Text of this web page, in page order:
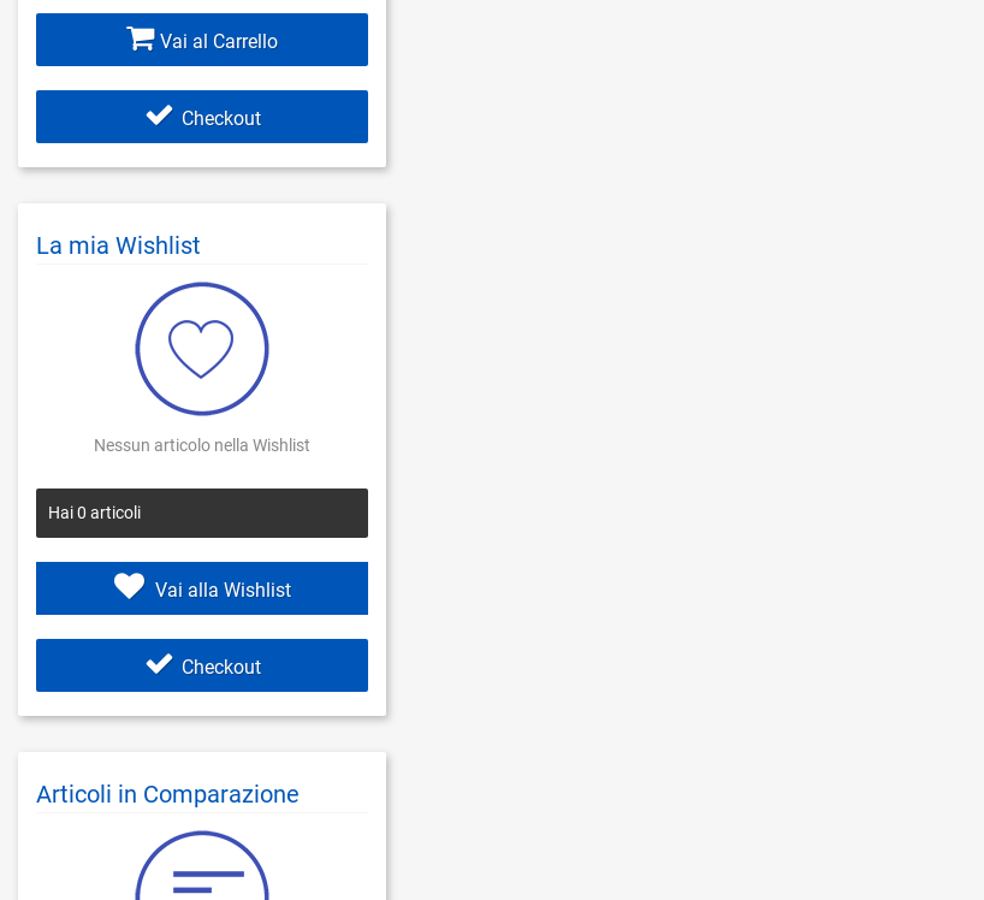
Vai al Carrello
Checkout
La mia Wishlist
Nessun articolo nella Wishlist
Hai0 articoli
Vai alla Wishlist
Checkout
Articoli in Comparazione